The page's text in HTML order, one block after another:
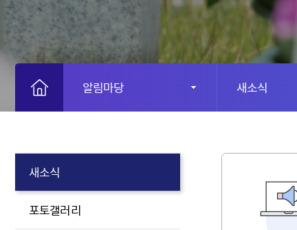
알림마당 새소식
새소식
포토갤러리